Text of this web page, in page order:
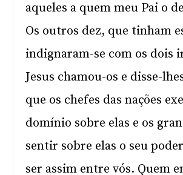
aqueles a quem meu Pai o
Os outros dez, que tinham
indignaram-se com os dois
Jesus chamou-os e disse-
que os chefes das nações
domínio sobre elas e os
sentir sobre elas o seu
ser assim entre vós. Quem